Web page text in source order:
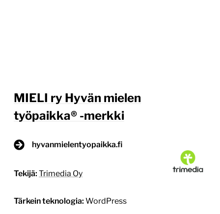
MIELI ry Hyvän mielen
työpaikka® -merkki
hyvanmielentyopaikka.fi
Tekijä: Trimedia Oy
Tärkein teknologia: WordPress